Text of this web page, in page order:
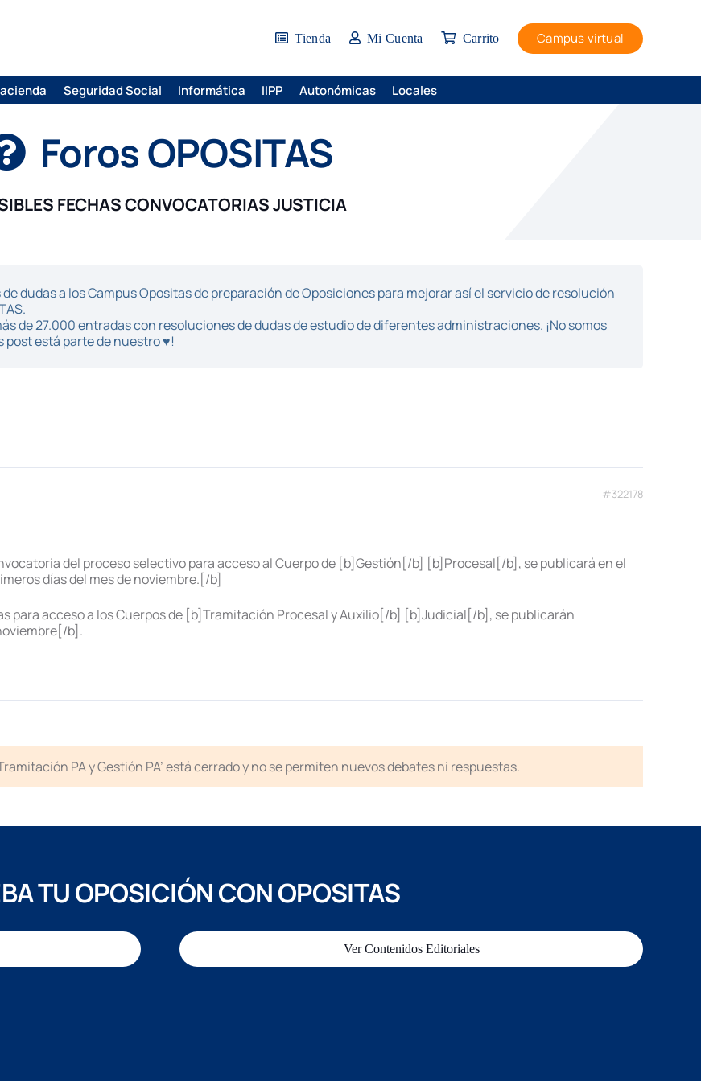
Tienda Mi Cuenta Carrito Campus virtual
Seguridad Social Informática IIPP Autonómicas Locales
Foros OPOSITAS
FECHAS CONVOCATORIAS JUSTICIA
dudas a los Campus Opositas de preparación de Oposiciones para mejorar así el servicio de resolución
de 27.000 entradas con resoluciones de dudas de estudio de diferentes administraciones. ¡No somos
post está parte de nuestro ♥!
#322178
del proceso selectivo para acceso al Cuerpo de [b]Gestión[/b] [b]Procesal[/b], se publicará en el
días del mes de noviembre.[/b]
para acceso a los Cuerpos de [b]Tramitación Procesal y Auxilio[/b] [b]Judicial[/b], se publicarán
b].
PA y Gestión PA’ está cerrado y no se permiten nuevos debates ni respuestas.
TU OPOSICIÓN CON OPOSITAS
Ver Contenidos Editoriales